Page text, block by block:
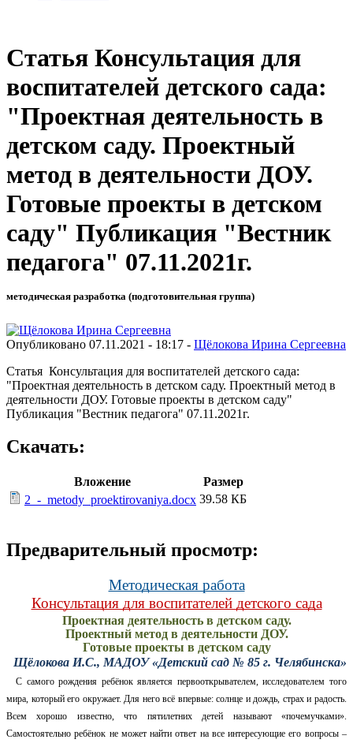
Статья Консультация для
воспитателей детского сада:
"Проектная деятельность в
детском саду. Проектный
метод в деятельности ДОУ.
Готовые проекты в детском
саду" Публикация "Вестник
педагога" 07.11.2021г.
методическая разработка (подготовительная группа)
Опубликовано 07.11.2021 - 18:17 - Щёлокова Ирина Сергеевна
Статья Консультация для воспитателей детского сада:
"Проектная деятельность в детском саду. Проектный метод в
деятельности ДОУ. Готовые проекты в детском саду"
Публикация "Вестник педагога" 07.11.2021г.
Скачать:
Вложение
Размер
2_-_metody_proektirovaniya.docx 39.58 КБ
Предварительный просмотр:
Методическая работа
Консультация для воспитателей детского сада
Проектная деятельность в детском саду.
Проектный метод в деятельности ДОУ.
Готовые проекты в детском саду
Щёлокова И.С., МАДОУ «Детский сад № 85 г. Челябинска»
С самого рождения ребёнок является первооткрывателем, исследователем того
мира, который его окружает. Для него всё впервые: солнце и дождь, страх и радость.
Всем хорошо известно, что пятилетних детей называют «почемучками».
Самостоятельно ребёнок не может найти ответ на все интересующие его вопросы –